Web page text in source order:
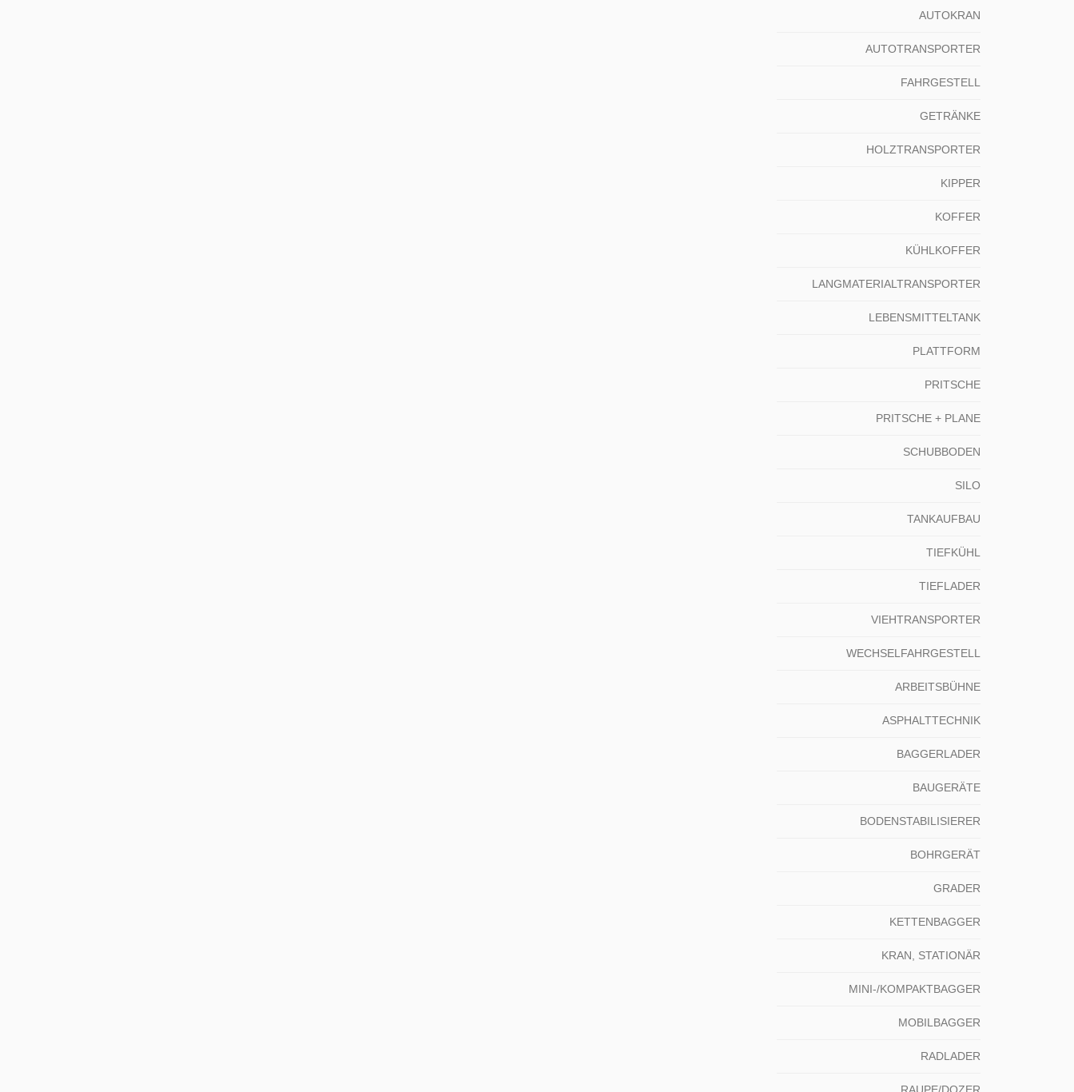
AUTOKRAN
AUTOTRANSPORTER
FAHRGESTELL
GETRÄNKE
HOLZTRANSPORTER
KIPPER
KOFFER
KÜHLKOFFER
LANGMATERIALTRANSPORTER
LEBENSMITTELTANK
PLATTFORM
PRITSCHE
PRITSCHE + PLANE
SCHUBBODEN
SILO
TANKAUFBAU
TIEFKÜHL
TIEFLADER
VIEHTRANSPORTER
WECHSELFAHRGESTELL
ARBEITSBÜHNE
ASPHALTTECHNIK
BAGGERLADER
BAUGERÄTE
BODENSTABILISIERER
BOHRGERÄT
GRADER
KETTENBAGGER
KRAN, STATIONÄR
MINI-/KOMPAKTBAGGER
MOBILBAGGER
RADLADER